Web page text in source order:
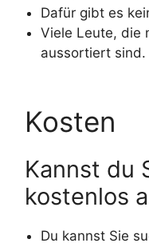
Dafür gibt es
Viele Leute, die
aussortiert sind.
Kosten
Kannst du
kostenlos
Du kannst Sie